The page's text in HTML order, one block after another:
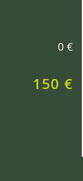
0 €
150 €